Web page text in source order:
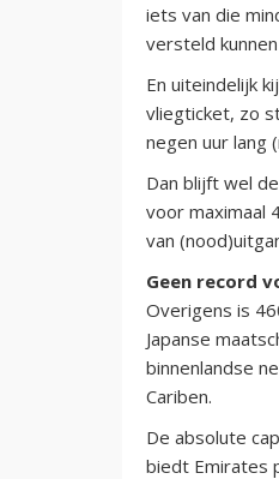
iets van die
versteld
En uiteindelijk
vliegticket, zo
negen uur lang
Dan blijft wel
voor maximaal
van
Geen record
Overigens is
Japanse
binnenlandse
Cariben.
De absolute
biedt Emirates